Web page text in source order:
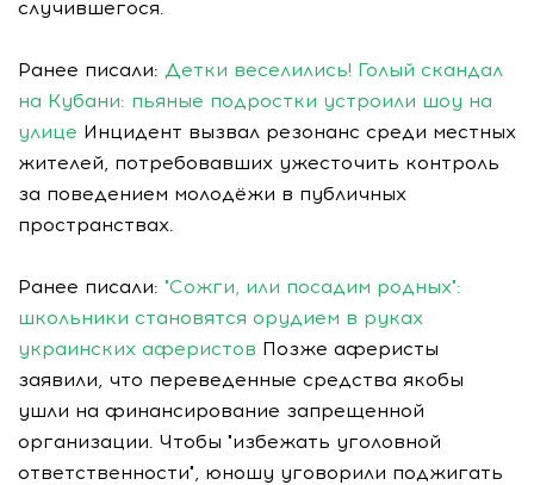
случившегося.
Ранее писали: Детки веселились! Голый скандал
на Кубани: пьяные подростки устроили шоу на
улице Инцидент вызвал резонанс среди местных
жителей, потребовавших ужесточить контроль
за поведением молодёжи в публичных
пространствах.
Ранее писали: "Сожги, или посадим родных":
школьники становятся орудием в руках
украинских аферистов Позже аферисты
заявили, что переведенные средства якобы
ушли на финансирование запрещенной
организации. Чтобы "избежать уголовной
ответственности", юношу уговорили поджигать